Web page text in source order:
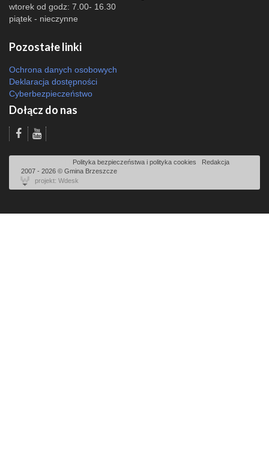
wtorek od godz: 7.00- 16.30
piątek - nieczynne
Pozostałe linki
Ochrona danych osobowych
Deklaracja dostępności
Cyberbezpieczeństwo
Dołącz do nas
Polityka bezpieczeństwa i polityka cookies Redakcja
2007 - 2026 © Gmina Brzeszcze
projekt: Wdesk